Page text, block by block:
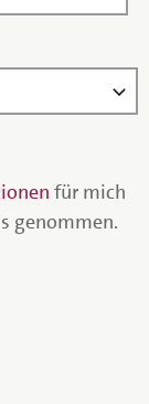
für mich
genommen.